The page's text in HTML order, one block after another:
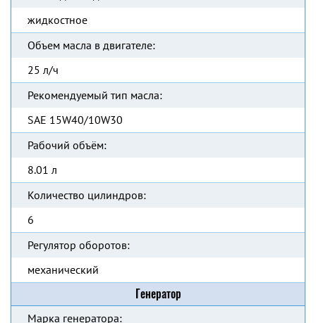
жидкостное
Объем масла в двигателе:
25 л/ч
Рекомендуемый тип масла:
SAE 15W40/10W30
Рабочий объём:
8.01 л
Количество цилиндров:
6
Регулятор оборотов:
механический
Генератор
Марка генератора: